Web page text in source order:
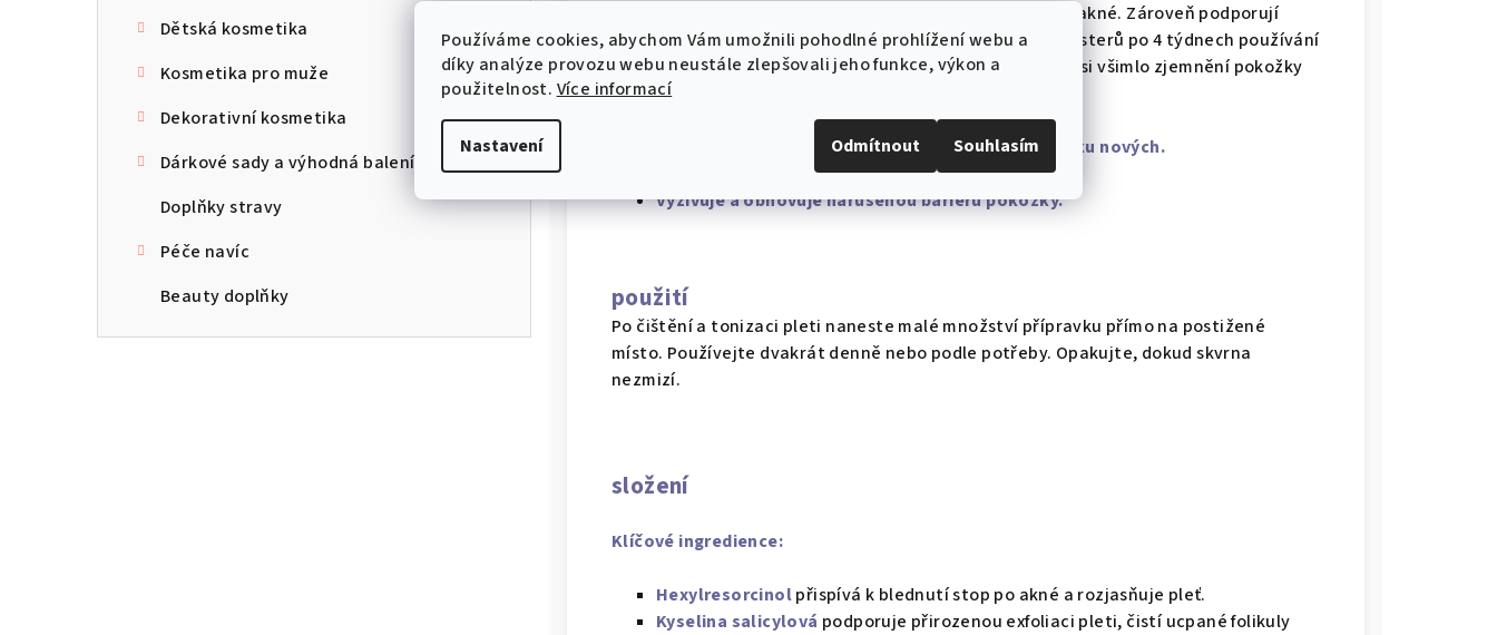
Používáme cookies, abychom Vám umožnili pohodlné prohlížení webu a
díky analýze provozu webu neustále zlepšovali jeho funkce, výkon a
použitelnost. Více informací
Nastavení Odmítnout Souhlasím
Dětská kosmetika
Kosmetika pro muže
Dekorativní kosmetika
Dárkové sady a výhodná balení
Doplňky stravy
Péče navíc
Beauty doplňky
sjednocenému tónu pleti a přispívají k blednutí skvrn po akné. Zároveň podporují
kožní bariéru a předchází tak dalšímu poškození. 95 % testerů po 4 týdnech používání
zaznamenalo blednutí pozánětlivých skvrn a 86 % z nich si všimlo zjemnění pokožky
po akné.
Přispívá k blednutí skvrn po akné a předchází vzniku nových.
Exfoliuje a sjednocuje tón pleti.
Vyživuje a obnovuje narušenou bariéru pokožky.
použití
Po čištění a tonizaci pleti naneste malé množství přípravku přímo na postižené
místo. Používejte dvakrát denně nebo podle potřeby. Opakujte, dokud skvrna
nezmizí.
složení
Klíčové ingredience:
Hexylresorcinolpřispívá k blednutí stop po akné a rozjasňuje pleť.
Kyselina salicylová podporuje přirozenou exfoliaci pleti, čistí ucpané folikuly